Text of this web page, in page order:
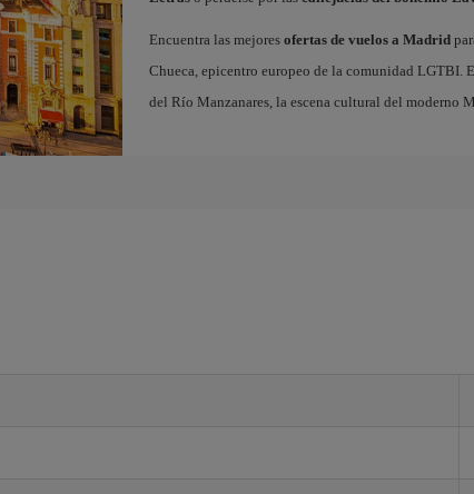
Encuentra las mejores ofertas de vuelos a Madrid
Chueca, epicentro europeo de la comunidad LGTBI.
del Río Manzanares, la escena cultural del moderno